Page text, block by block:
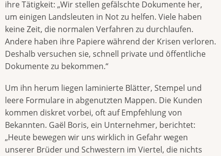
ihre Tätigkeit: „Wir stellen gefälschte Dokumente her,
um einigen Landsleuten in Not zu helfen. Viele haben
keine Zeit, die normalen Verfahren zu durchlaufen.
Andere haben ihre Papiere während der Krisen verloren.
Deshalb versuchen sie, schnell private und öffentliche
Dokumente zu bekommen.“
Um ihn herum liegen laminierte Blätter, Stempel und
leere Formulare in abgenutzten Mappen. Die Kunden
kommen diskret vorbei, oft auf Empfehlung von
Bekannten. Gaël Boris, ein Unternehmer, berichtet:
„Heute bewegen wir uns wirklich in Gefahr wegen
unserer Brüder und Schwestern im Viertel, die nichts